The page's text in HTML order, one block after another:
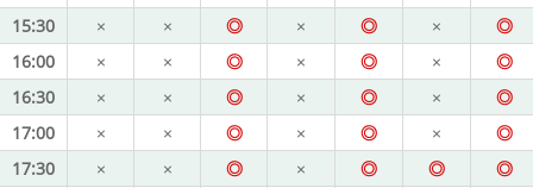
15:30
× × ◎ × ◎ ×
◎
16:00
× × ◎ × ◎ ×
◎
16:30
× × ◎ × ◎ ×
◎
17:00
× × ◎ × ◎ ×
◎
17:30
× × ◎ × ◎ ◎
◎